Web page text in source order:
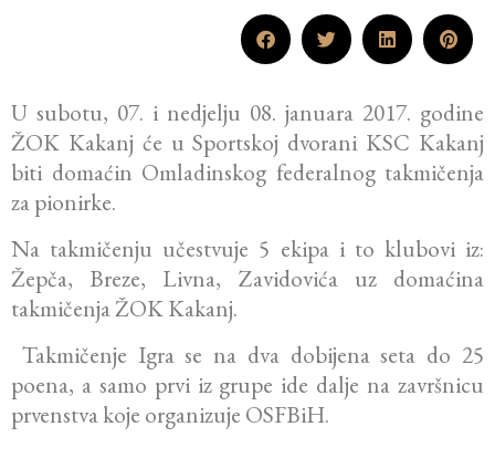
U subotu, 07. i nedjelju 08. januara 2017. godine
ŽOK Kakanj će u Sportskoj dvorani KSC Kakanj
biti domaćin Omladinskog federalnog takmičenja
za pionirke.
Na takmičenju učestvuje 5 ekipa i to klubovi iz:
Žepča, Breze, Livna, Zavidovića uz domaćina
takmičenja ŽOK Kakanj.
Takmičenje Igra se na dva dobijena seta do 25
poena, a samo prvi iz grupe ide dalje na završnicu
prvenstva koje organizuje OSFBiH.